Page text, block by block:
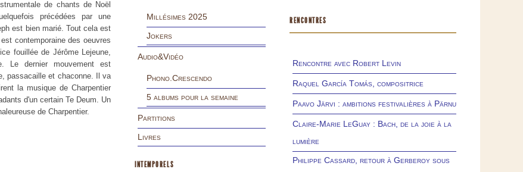
de chants de Noël
précédées par une
est bien marié. Tout cela est
contemporaine des oeuvres
fouillée de Jérôme Lejeune,
Le dernier mouvement est
passacaille et chaconne. Il va
la musique de Charpentier
d'un certain Te Deum. Un
de Charpentier.
Millésimes 2025
Jokers
Audio&Vidéo
Phono.Crescendo
5 albums pour la semaine
Partitions
Livres
INTEMPORELS
RENCONTRES
Rencontre avec Robert Levin
Raquel García Tomás, compositrice
Paavo Järvi : ambitions festivalières à Pärnu
Claire-Marie LeGuay : Bach, de la joie à la
lumière
Philippe Cassard, retour à Gerberoy sous